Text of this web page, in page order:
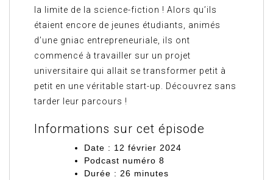
la limite de la science-fiction ! Alors qu’ils
étaient encore de jeunes étudiants, animés
d’une gniac entrepreneuriale, ils ont
commencé à travailler sur un projet
universitaire qui allait se transformer petit à
petit en une véritable start-up. Découvrez sans
tarder leur parcours !
Informations sur cet épisode
Date : 12 février 2024
Podcast numéro 8
Durée : 26 minutes